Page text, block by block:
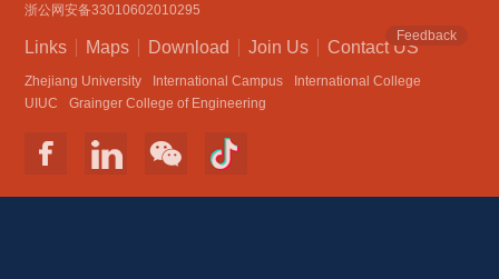
浙公网安备33010602010295
Links Maps Download Join Us Contact US
Feedback
Zhejiang University International Campus
International College
UIUC
Grainger College of Engineering